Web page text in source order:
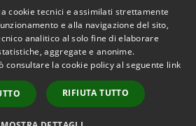
Copyright © 2026 • Comune di
Grotte di Castro • Powered by
Municipium•
Accesso
redazione
cookie tecnici e assimilati strettamente
e alla navigazione del sito,
analitico al solo fine di elaborare
aggregate e anonime.
consultare la cookie policy al seguente link
RIFIUTA TUTTO